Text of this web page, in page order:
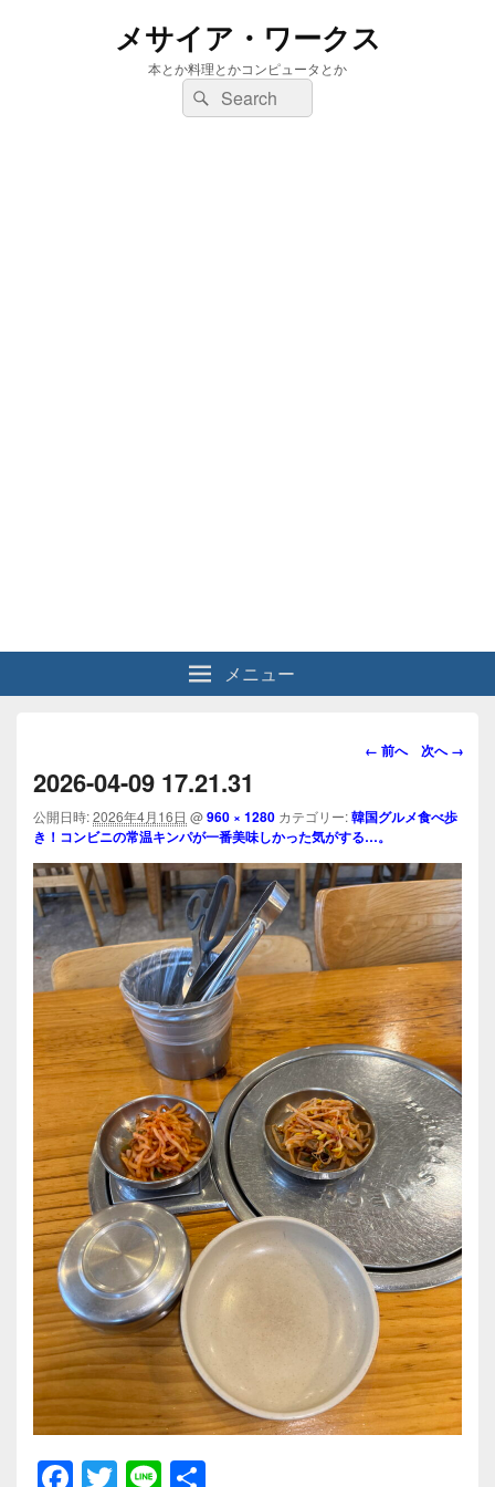
メサイア・ワークス
本とか料理とかコンピュータとか
検
索:
検
索
メニュー
画
ビ
ゲ
ー
シ
ョ
ン
← 前へ 次へ →
2026-04-09 17.21.31
公開日時:2026年4月16日 @960 × 1280 カテゴリー:韓国グルメ食べ歩
き！コンビニの常温キンパが一番美味しかった気がする…。